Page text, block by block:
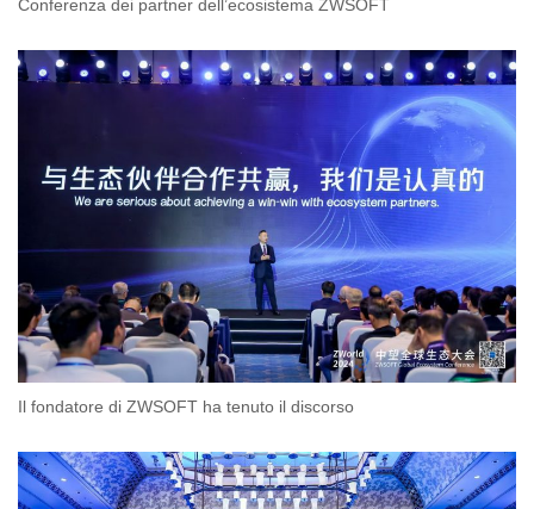
Conferenza dei partner dell’ecosistema ZWSOFT
Il fondatore di ZWSOFT ha tenuto il discorso